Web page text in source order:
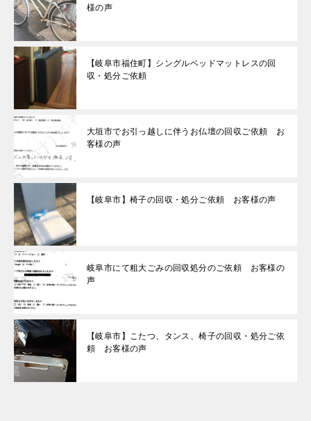
様の声
【岐阜市福住町】シングルベッドマットレスの回
収・処分ご依頼
大垣市でお引っ越しに伴うお仏壇の回収ご依頼 お
客様の声
【岐阜市】椅子の回収・処分ご依頼 お客様の声
岐阜市にて粗大ごみの回収処分のご依頼 お客様の
声
【岐阜市】こたつ、タンス、椅子の回収・処分ご依
頼 お客様の声